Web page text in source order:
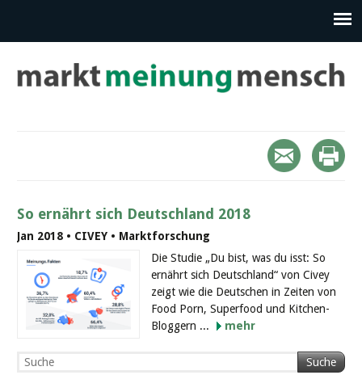
So ernährt sich Deutschland 2018
Jan 2018 • CIVEY • Marktforschung
Die Studie „Du bist, was du isst: So
ernährt sich Deutschland“ von Civey
zeigt wie die Deutschen in Zeiten von
Food Porn, Superfood und Kitchen-
Bloggern ...
mehr
Suche